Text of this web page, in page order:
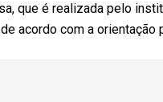
que é realizada pelo
acordo com a